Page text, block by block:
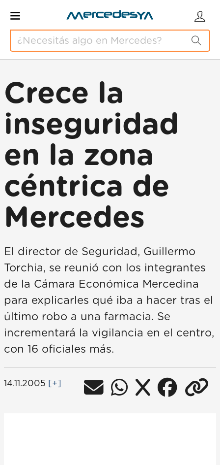
Crece la
inseguridad
en la zona
céntrica de
Mercedes
El director de Seguridad, Guillermo
Torchia, se reunió con los integrantes
de la Cámara Económica Mercedina
para explicarles qué iba a hacer tras el
último robo a una farmacia. Se
incrementará la vigilancia en el centro,
con 16 oficiales más.
14.11.2005 [+]